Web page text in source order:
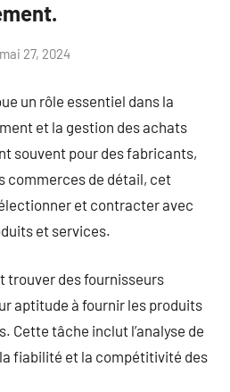
mai 27, 2024
un rôle essentiel dans la
et la gestion des achats
souvent pour des fabricants,
commerces de détail, cet
et contracter avec
et services.
trouver des fournisseurs
aptitude à fournir les produits
Cette tâche inclut l’analyse de
fiabilité et la compétitivité des